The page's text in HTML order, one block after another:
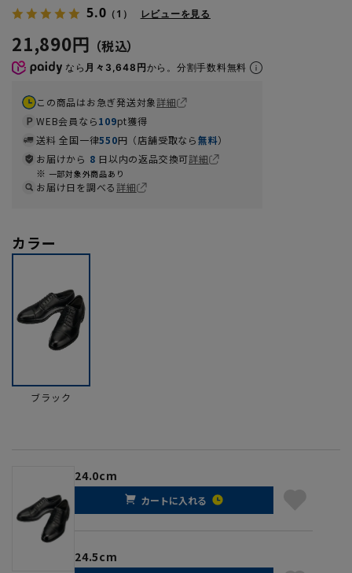
5.0 （1） レビューを見る
21,890円
なら 月々3,648円から。分割手数料無料
この商品はお急ぎ発送対象詳細
WEB会員なら109pt獲得
送料 全国一律550円（店舗受取なら無料）
お届けから 8 日以内の返品交換可詳細
一部対象外商品あり
お届け日を調べる詳細
カラー
ブラック
24.0cm
カートに入れる
24.5cm